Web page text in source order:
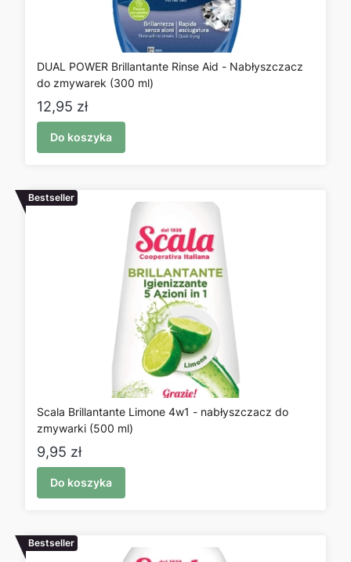
DUAL POWER Brillantante Rinse Aid - Nabłyszczacz
do zmywarek (300 ml)
Cena
12,95 zł
Do koszyka
Bestseller
Scala Brillantante Limone 4w1 - nabłyszczacz do
zmywarki (500 ml)
Cena
9,95 zł
Do koszyka
Bestseller